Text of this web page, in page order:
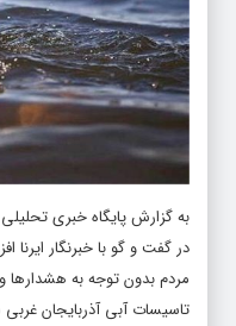
به گزارش پایگاه خبری
در گفت و گو با خبرنگار ایرنا
مردم بدون توجه به هشدارها
تاسیسات آبی آذربایجان غربی